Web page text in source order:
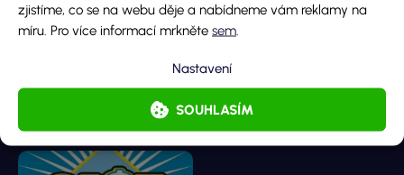
zjistíme, co se na webu děje a nabídneme vám reklamy na
míru. Pro více informací mrkněte sem
SOUHLASÍM
Nastavení
Hlavní cena
200 000 Kč
Hlavní cena
10 000 000 Kč
200 Kč